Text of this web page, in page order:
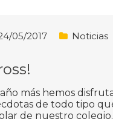
05/2017 Noticias
más hemos
de todo tipo
de nuestro colegio.